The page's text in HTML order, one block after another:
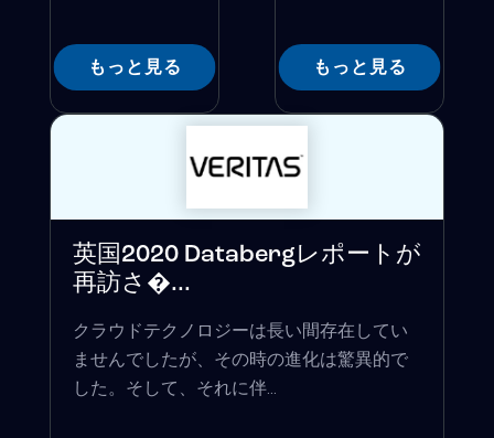
もっと見る もっと見る
英国2020 Databergレポートが
再訪さ�...
クラウドテクノロジーは長い間存在してい
ませんでしたが、その時の進化は驚異的で
した。そして、それに伴...